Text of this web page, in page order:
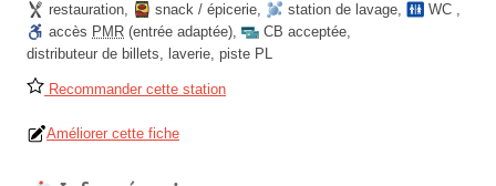
restauration, snack / épicerie, station de lavage, WC ,
accès PMR (entrée adaptée), CB acceptée,
distributeur de billets, laverie, piste PL
Recommander cette station
Améliorer cette fiche